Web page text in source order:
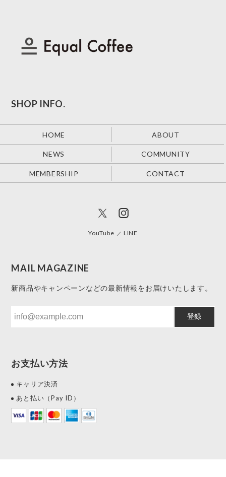
SHOP INFO.
HOME ABOUT
NEWS COMMUNITY
MEMBERSHIP CONTACT
YouTube LINE
MAIL MAGAZINE
新商品やキャンペーンなどの最新情報をお届けいたします。
登録
お支払い方法
キャリア決済
あと払い（Pay ID）